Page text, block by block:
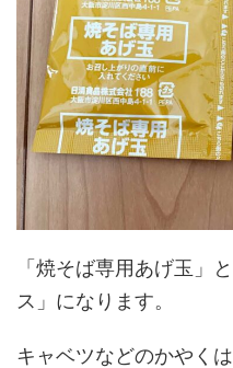
「焼そば専用あげ玉」
ス」になります。
キャベツなどのかやく